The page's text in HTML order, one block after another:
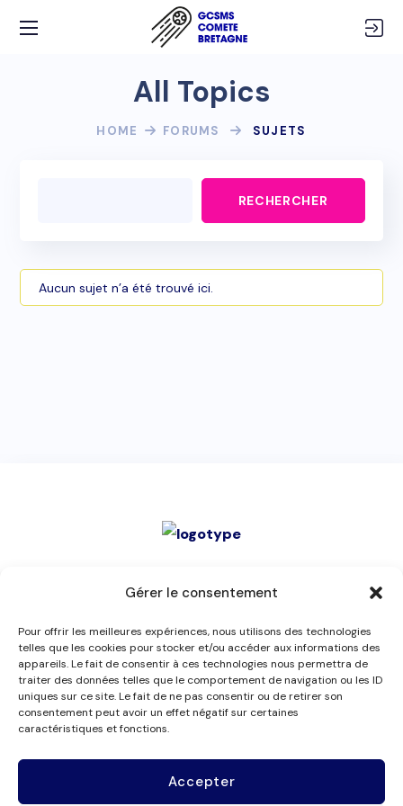
Gérer le consentement
Pour offrir les meilleures expériences, nous utilisons des technologies
telles que les cookies pour stocker et/ou accéder aux informations des
appareils. Le fait de consentir à ces technologies nous permettra de
traiter des données telles que le comportement de navigation ou les ID
uniques sur ce site. Le fait de ne pas consentir ou de retirer son
consentement peut avoir un effet négatif sur certaines
caractéristiques et fonctions.
Accepter
All Topics
HOME FORUMS SUJETS
Aucun sujet n’a été trouvé ici.
Organisme de
formation
Service de
Contact
Rapports d’activité
Suivez-nous